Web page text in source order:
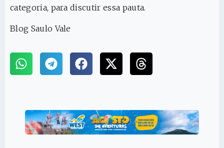
categoria, para discutir essa pauta.
Blog Saulo Vale